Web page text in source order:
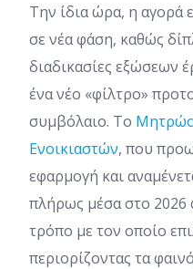
Την ίδια ώρα, η αγορά
σε νέα φάση, καθώς
διαδικασίες εξώσεων
ένα νέο «φίλτρο»
συμβόλαιο. Το
Ενοικιαστών, που
εφαρμογή και
πλήρως μέσα στο 2026
τρόπο με τον οποίο
περιορίζοντας τα